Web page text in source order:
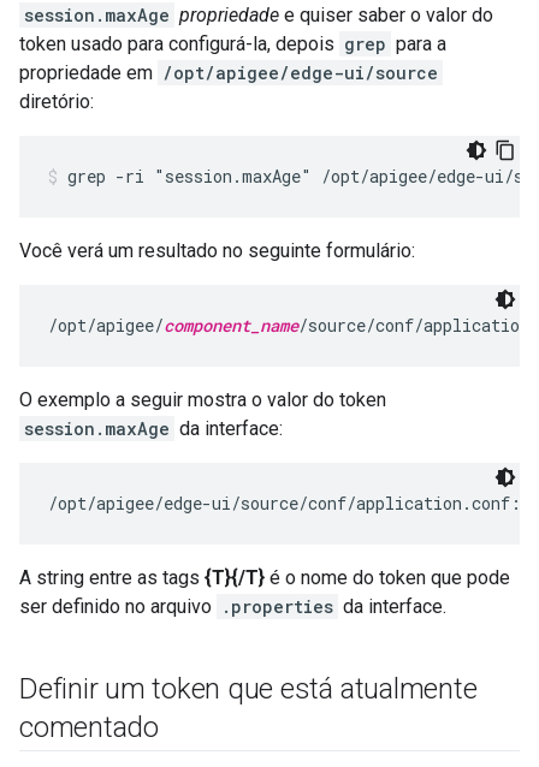
session.maxAge propriedade e quiser saber o valor do
token usado para configurá-la, depois grep para a
propriedade em /opt/apigee/edge-ui/source
diretório:
grep -ri "session.maxAge" /opt/apigee/edge-ui/
Você verá um resultado no seguinte formulário:
/opt/apigee/component_name/source/conf/
O exemplo a seguir mostra o valor do token
session.maxAge da interface:
/opt/apigee/edge-ui/source/conf/
A string entre as tags {T}{/T} é o nome do token que pode
ser definido no arquivo .properties da interface.
Definir um token que está atualmente
comentado